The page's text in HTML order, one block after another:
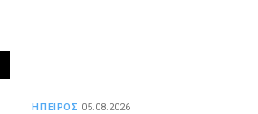
ΗΠΕΙΡΟΣ 05.08.2026